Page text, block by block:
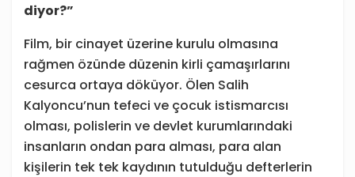
diyor?”
Film, bir cinayet üzerine kurulu olmasına
rağmen özünde düzenin kirli çamaşırlarını
cesurca ortaya döküyor. Ölen Salih
Kalyoncu’nun tefeci ve çocuk istismarcısı
olması, polislerin ve devlet kurumlarındaki
insanların ondan para alması, para alan
kişilerin tek tek kaydının tutulduğu defterlerin